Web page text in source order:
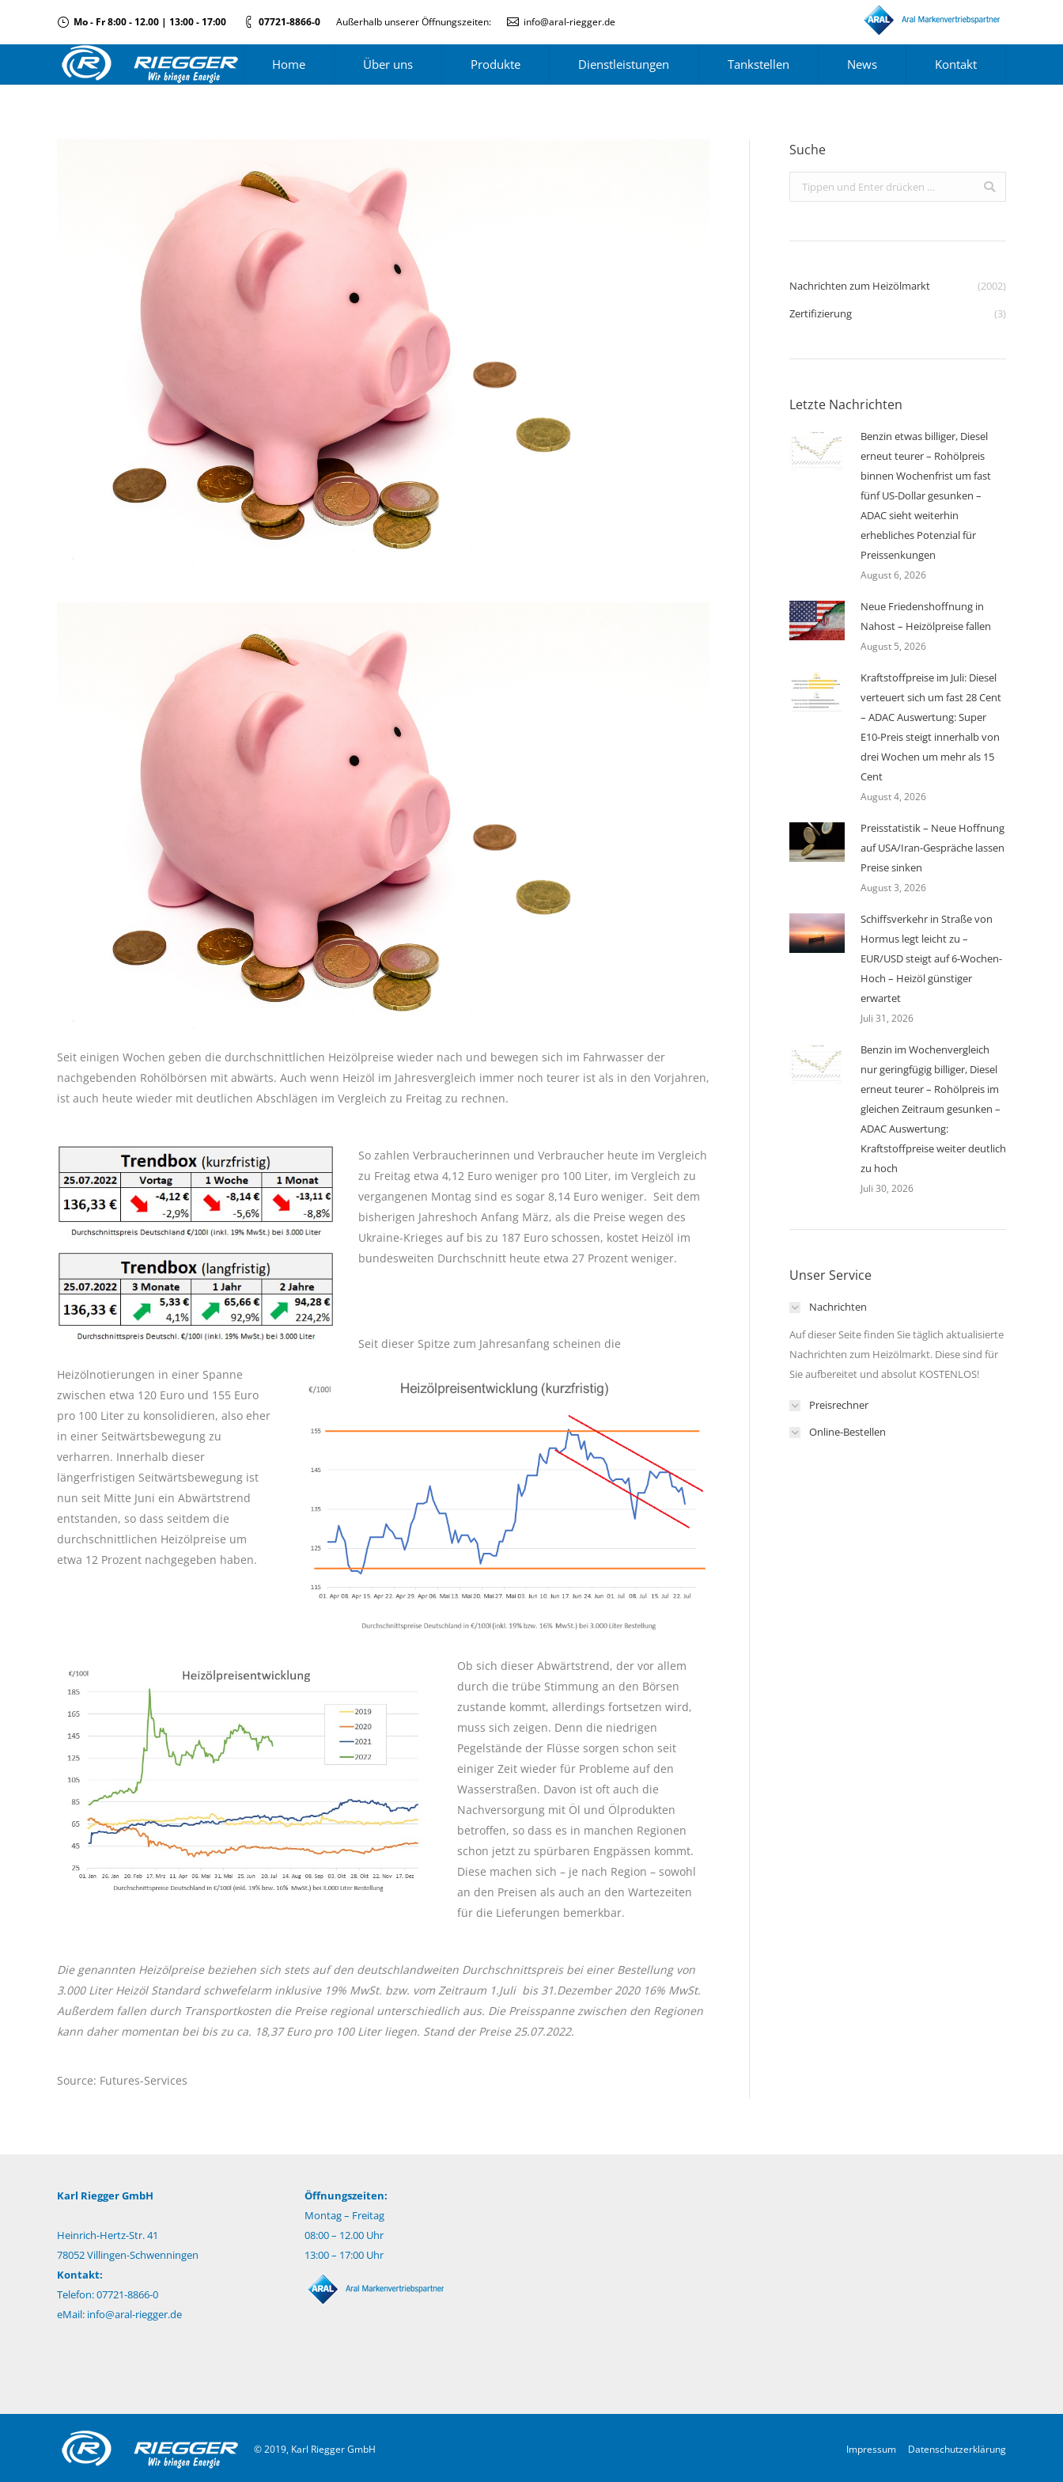
Mo - Fr 8:00 - 12.00 | 13:00 - 17:00 07721-8866-0 Außerhalb unserer Öffnungszeiten: info@aral-riegger.de
Home Über uns Produkte Dienstleistungen Tankstellen News Kontakt
Seit einigen Wochen geben die durchschnittlichen Heizölpreise wieder nach und bewegen sich im Fahrwasser der
nachgebenden Rohölbörsen mit abwärts. Auch wenn Heizöl im Jahresvergleich immer noch teurer ist als in den Vorjahren,
ist auch heute wieder mit deutlichen Abschlägen im Vergleich zu Freitag zu rechnen.
So zahlen Verbraucherinnen und Verbraucher heute im Vergleich
zu Freitag etwa 4,12 Euro weniger pro 100 Liter, im Vergleich zu
vergangenen Montag sind es sogar 8,14 Euro weniger. Seit dem
bisherigen Jahreshoch Anfang März, als die Preise wegen des
Ukraine-Krieges auf bis zu 187 Euro schossen, kostet Heizöl im
bundesweiten Durchschnitt heute etwa 27 Prozent weniger.
Seit dieser Spitze zum Jahresanfang scheinen die
Heizölnotierungen in einer Spanne
zwischen etwa 120 Euro und 155 Euro
pro 100 Liter zu konsolidieren, also eher
in einer Seitwärtsbewegung zu
verharren. Innerhalb dieser
längerfristigen Seitwärtsbewegung ist
nun seit Mitte Juni ein Abwärtstrend
entstanden, so dass seitdem die
durchschnittlichen Heizölpreise um
etwa 12 Prozent nachgegeben haben.
Ob sich dieser Abwärtstrend, der vor allem
durch die trübe Stimmung an den Börsen
zustande kommt, allerdings fortsetzen wird,
muss sich zeigen. Denn die niedrigen
Pegelstände der Flüsse sorgen schon seit
einiger Zeit wieder für Probleme auf den
Wasserstraßen. Davon ist oft auch die
Nachversorgung mit Öl und Ölprodukten
betroffen, so dass es in manchen Regionen
schon jetzt zu spürbaren Engpässen kommt.
Diese machen sich – je nach Region – sowohl
an den Preisen als auch an den Wartezeiten
für die Lieferungen bemerkbar.
Die genannten Heizölpreise beziehen sich stets auf den deutschlandweiten Durchschnittspreis bei einer Bestellung von
3.000 Liter Heizöl Standard schwefelarm inklusive 19% MwSt. bzw. vom Zeitraum 1.Juli bis 31.Dezember 2020 16% MwSt.
Außerdem fallen durch Transportkosten die Preise regional unterschiedlich aus. Die Preisspanne zwischen den Regionen
kann daher momentan bei bis zu ca. 18,37 Euro pro 100 Liter liegen. Stand der Preise 25.07.2022.
Source: Futures-Services
Suche
Search:
Nachrichten zum Heizölmarkt
(2002)
Zertifizierung
(3)
Letzte Nachrichten
Benzin etwas billiger, Diesel
erneut teurer – Rohölpreis
binnen Wochenfrist um fast
fünf US-Dollar gesunken –
ADAC sieht weiterhin
erhebliches Potenzial für
Preissenkungen
August 6, 2026
Neue Friedenshoffnung in
Nahost – Heizölpreise fallen
August 5, 2026
Kraftstoffpreise im Juli: Diesel
verteuert sich um fast 28 Cent
– ADAC Auswertung: Super
E10-Preis steigt innerhalb von
drei Wochen um mehr als 15
Cent
August 4, 2026
Preisstatistik – Neue Hoffnung
auf USA/Iran-Gespräche lassen
Preise sinken
August 3, 2026
Schiffsverkehr in Straße von
Hormus legt leicht zu –
EUR/USD steigt auf 6-Wochen-
Hoch – Heizöl günstiger
erwartet
Juli 31, 2026
Benzin im Wochenvergleich
nur geringfügig billiger, Diesel
erneut teurer – Rohölpreis im
gleichen Zeitraum gesunken –
ADAC Auswertung:
Kraftstoffpreise weiter deutlich
zu hoch
Juli 30, 2026
Unser Service
Nachrichten
Auf dieser Seite finden Sie täglich aktualisierte
Nachrichten zum Heizölmarkt. Diese sind für
Sie aufbereitet und absolut KOSTENLOS!
Preisrechner
Online-Bestellen
Karl Riegger GmbH
Heinrich-Hertz-Str. 41
78052 Villingen-Schwenningen
Kontakt:
Telefon: 07721-8866-0
eMail: info@aral-riegger.de
Öffnungszeiten:
Montag – Freitag
08:00 – 12.00 Uhr
13:00 – 17:00 Uhr
© 2019, Karl Riegger GmbH Impressum Datenschutzerklärung